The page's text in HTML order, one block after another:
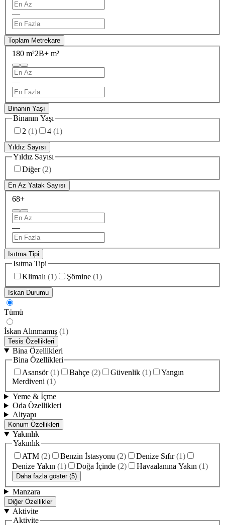
—
Toplam Metrekare
180 m²2B+ m²
—
Binanın Yaşı
Binanın Yaşı
2 (1) 4 (1)
Yıldız Sayısı
Yıldız Sayısı
Diğer (2)
En Az Yatak Sayısı
68+
—
Isıtma Tipi
Isıtma Tipi
Klimalı (1) Şömine (1)
İskan Durumu
Tümü
İskan Alınmamış (1)
Tesis Özellikleri
Bina Özellikleri
Bina Özellikleri
Asansör (1) Bahçe (2) Güvenlik (1)
Yangın
Merdiveni (1)
Yeme & İçme
Oda Özellikleri
Altyapı
Konum Özellikleri
Yakınlık
Yakınlık
ATM (2) Benzin İstasyonu (2) Denize Sıfır (1)
Denize Yakın (1) Doğa İçinde (2) Havaalanına Yakın (1)
Daha fazla göster (5)
Manzara
Diğer Özellikler
Aktivite
Aktivite